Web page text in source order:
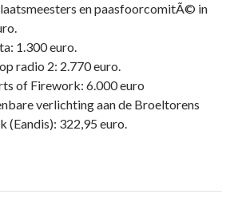
en paasfoorcomitÃ© in
1.300 euro.
radio 2: 2.770 euro.
of Firework: 6.000 euro
verlichting aan de Broeltorens
(Eandis): 322,95 euro.